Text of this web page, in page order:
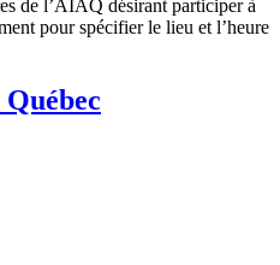
de l’AIAQ désirant participer à
pour spécifier le lieu et l’heure